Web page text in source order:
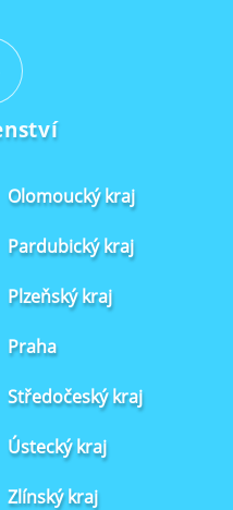
Olomoucký kraj
Pardubický kraj
Plzeňský kraj
Praha
Středočeský kraj
Ústecký kraj
Zlínský kraj